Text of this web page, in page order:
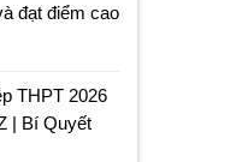
đạt điểm cao
THPT 2026
| Bí Quyết